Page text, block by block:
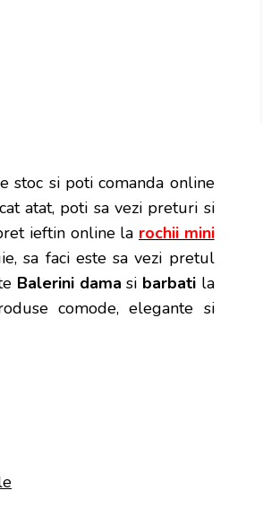
stoc si poti comanda online
atat, poti sa vezi preturi si
ieftin online la rochii mini
sa faci este sa vezi pretul
Balerini damasi barbati la
comode, elegante si